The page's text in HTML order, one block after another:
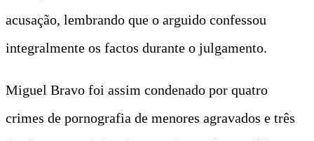
acusação, lembrando que o arguido confessou
integralmente os factos durante o julgamento.
Miguel Bravo foi assim condenado por quatro
crimes de pornografia de menores agravados e três